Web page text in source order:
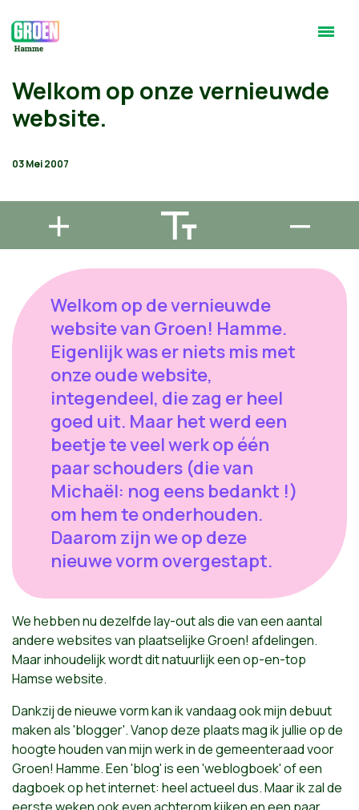
Welkom op onze vernieuwde
website.
03 Mei 2007
Welkom op de vernieuwde
website van Groen! Hamme.
Eigenlijk was er niets mis met
onze oude website,
integendeel, die zag er heel
goed uit. Maar het werd een
beetje te veel werk op één
paar schouders (die van
Michaël: nog eens bedankt !)
om hem te onderhouden.
Daarom zijn we op deze
nieuwe vorm overgestapt.
We hebben nu dezelfde lay-out als die van een aantal
andere websites van plaatselijke Groen! afdelingen.
Maar inhoudelijk wordt dit natuurlijk een op-en-top
Hamse website.
Dankzij de nieuwe vorm kan ik vandaag ook mijn debuut
maken als 'blogger'. Vanop deze plaats mag ik jullie op de
hoogte houden van mijn werk in de gemeenteraad voor
Groen! Hamme. Een 'blog' is een 'weblogboek' of een
dagboek op het internet: heel actueel dus. Maar ik zal de